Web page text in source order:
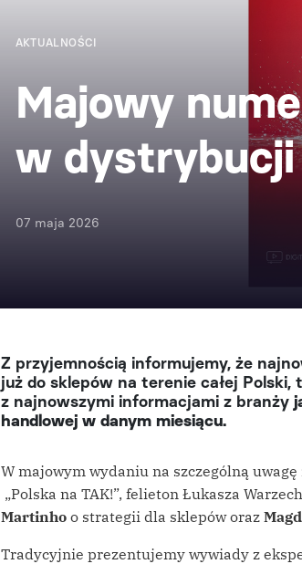
AKTUALNOŚCI
Majowy
w dystrybucji
07 maja 2026
Z przyjemnością informujemy, że
już do sklepów na terenie całej
z najnowszymi informacjami z branży
handlowej w danym miesiącu.
W majowym wydaniu na szczególną
„Polska na TAK!”, felieton Łukasza
Martinhoo strategii dla sklepów oraz
Tradycyjnie prezentujemy wywiady z